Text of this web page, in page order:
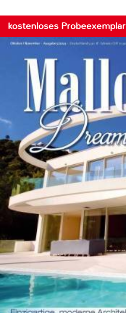
kostenloses Probeexemplar